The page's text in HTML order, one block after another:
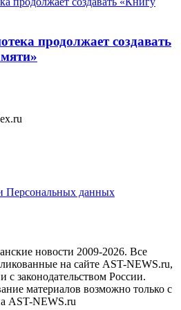
продолжает создавать
Персональных данных
новости 2009-2026. Все
на сайте AST-NEWS.ru,
с законодательством России.
материалов возможно только с
AST-NEWS.ru